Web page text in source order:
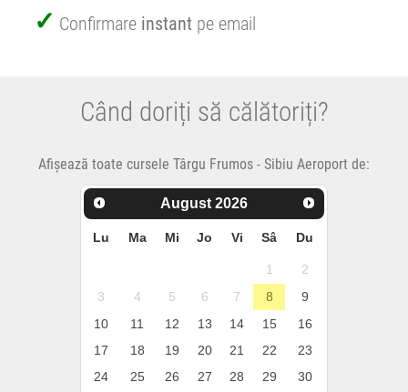
Confirmare instant pe email
Când doriți să călătoriți?
Afișează toate cursele Târgu Frumos - Sibiu Aeroport de:
August 2026
Lu Ma Mi Jo Vi Sâ Du
1
2
3
4 5 6 7 8
9
10
11 12 13 14 15
16
17
18 19 20 21 22
23
24
25 26 27 28 29
30